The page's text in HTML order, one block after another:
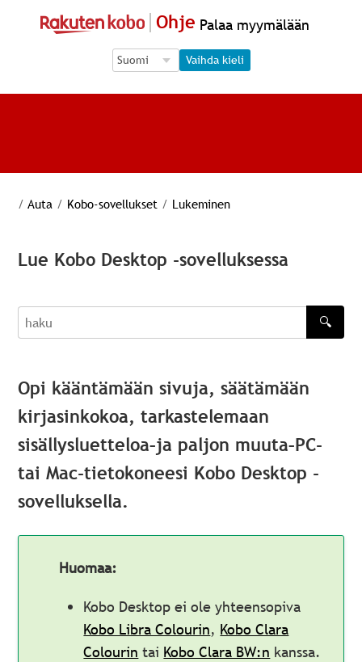
Ohje Palaa myymälään
Language Selection
Language Selection
Vaihda kieli
/ Auta / Kobo-sovellukset / Lukeminen
Lue Kobo Desktop -sovelluksessa
haku
🔍
Opi kääntämään sivuja, säätämään
kirjasinkokoa, tarkastelemaan
sisällysluetteloa–ja paljon muuta–PC-
tai Mac-tietokoneesi Kobo Desktop -
sovelluksella.
Huomaa:
Kobo Desktop ei ole yhteensopiva
Kobo Libra Colourin, Kobo Clara
Colourin tai Kobo Clara BW:n kanssa.